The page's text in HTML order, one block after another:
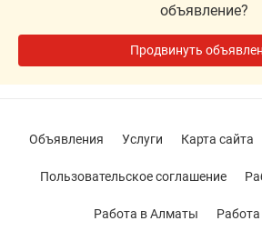
объявление?
Продвинуть
Объявления Услуги Карта сайта
Пользовательское соглашение
Работа в Алматы Работа